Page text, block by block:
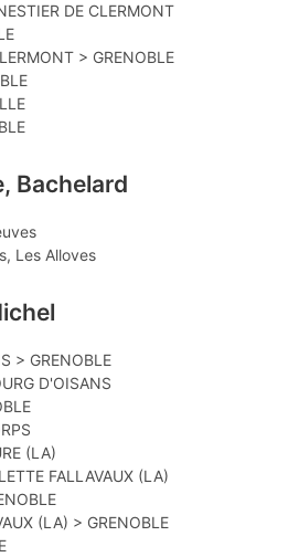
DE CLERMONT
> GRENOBLE
Bachelard
Les Alloves
> GRENOBLE
D'OISANS
(LA)
FALLAVAUX (LA)
(LA) > GRENOBLE